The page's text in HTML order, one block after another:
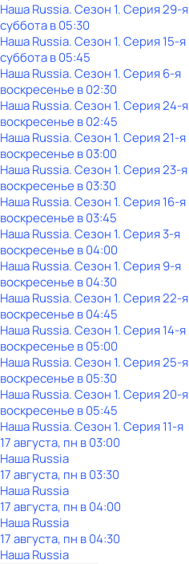
Наша Russia. Сезон 1. Серия 29-я
субботав05:30
Наша Russia. Сезон 1. Серия 15-я
субботав05:45
Наша Russia. Сезон 1. Серия 6-я
воскресенье в02:30
Наша Russia. Сезон 1. Серия 24-я
воскресенье в02:45
Наша Russia. Сезон 1. Серия 21-я
воскресенье в03:00
Наша Russia. Сезон 1. Серия 23-я
воскресенье в03:30
Наша Russia. Сезон 1. Серия 16-я
воскресенье в03:45
Наша Russia. Сезон 1. Серия 3-я
воскресенье в04:00
Наша Russia. Сезон 1. Серия 9-я
воскресенье в04:30
Наша Russia. Сезон 1. Серия 22-я
воскресенье в04:45
Наша Russia. Сезон 1. Серия 14-я
воскресенье в05:00
Наша Russia. Сезон 1. Серия 25-я
воскресенье в05:30
Наша Russia. Сезон 1. Серия 20-я
воскресенье в05:45
Наша Russia. Сезон 1. Серия 11-я
17 августа, пн в 03:00
Наша Russia
17 августа, пн в 03:30
Наша Russia
17 августа, пн в 04:00
Наша Russia
17 августа, пн в 04:30
Наша Russia